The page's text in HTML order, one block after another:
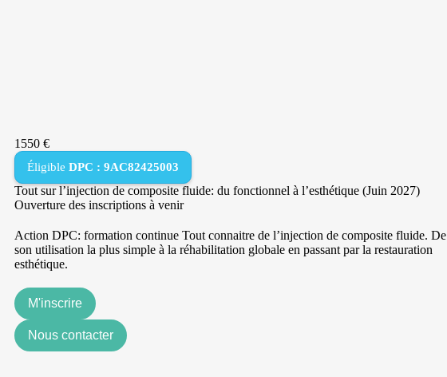
1550 €
Éligible DPC : 9AC82425003
Tout sur l’injection de composite fluide: du fonctionnel à l’esthétique (Juin 2027)
Ouverture des inscriptions à venir
Action DPC: formation continue Tout connaitre de l’injection de composite fluide. De
son utilisation la plus simple à la réhabilitation globale en passant par la restauration
esthétique.
M'inscrire
Nous contacter